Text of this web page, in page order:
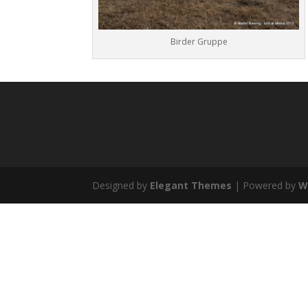
Birder Gruppe
Designed by Elegant Themes | Powered by